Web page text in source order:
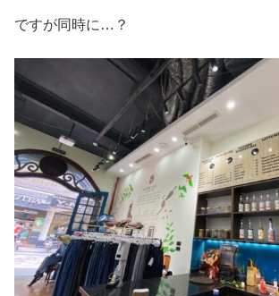
ですが同時に…？